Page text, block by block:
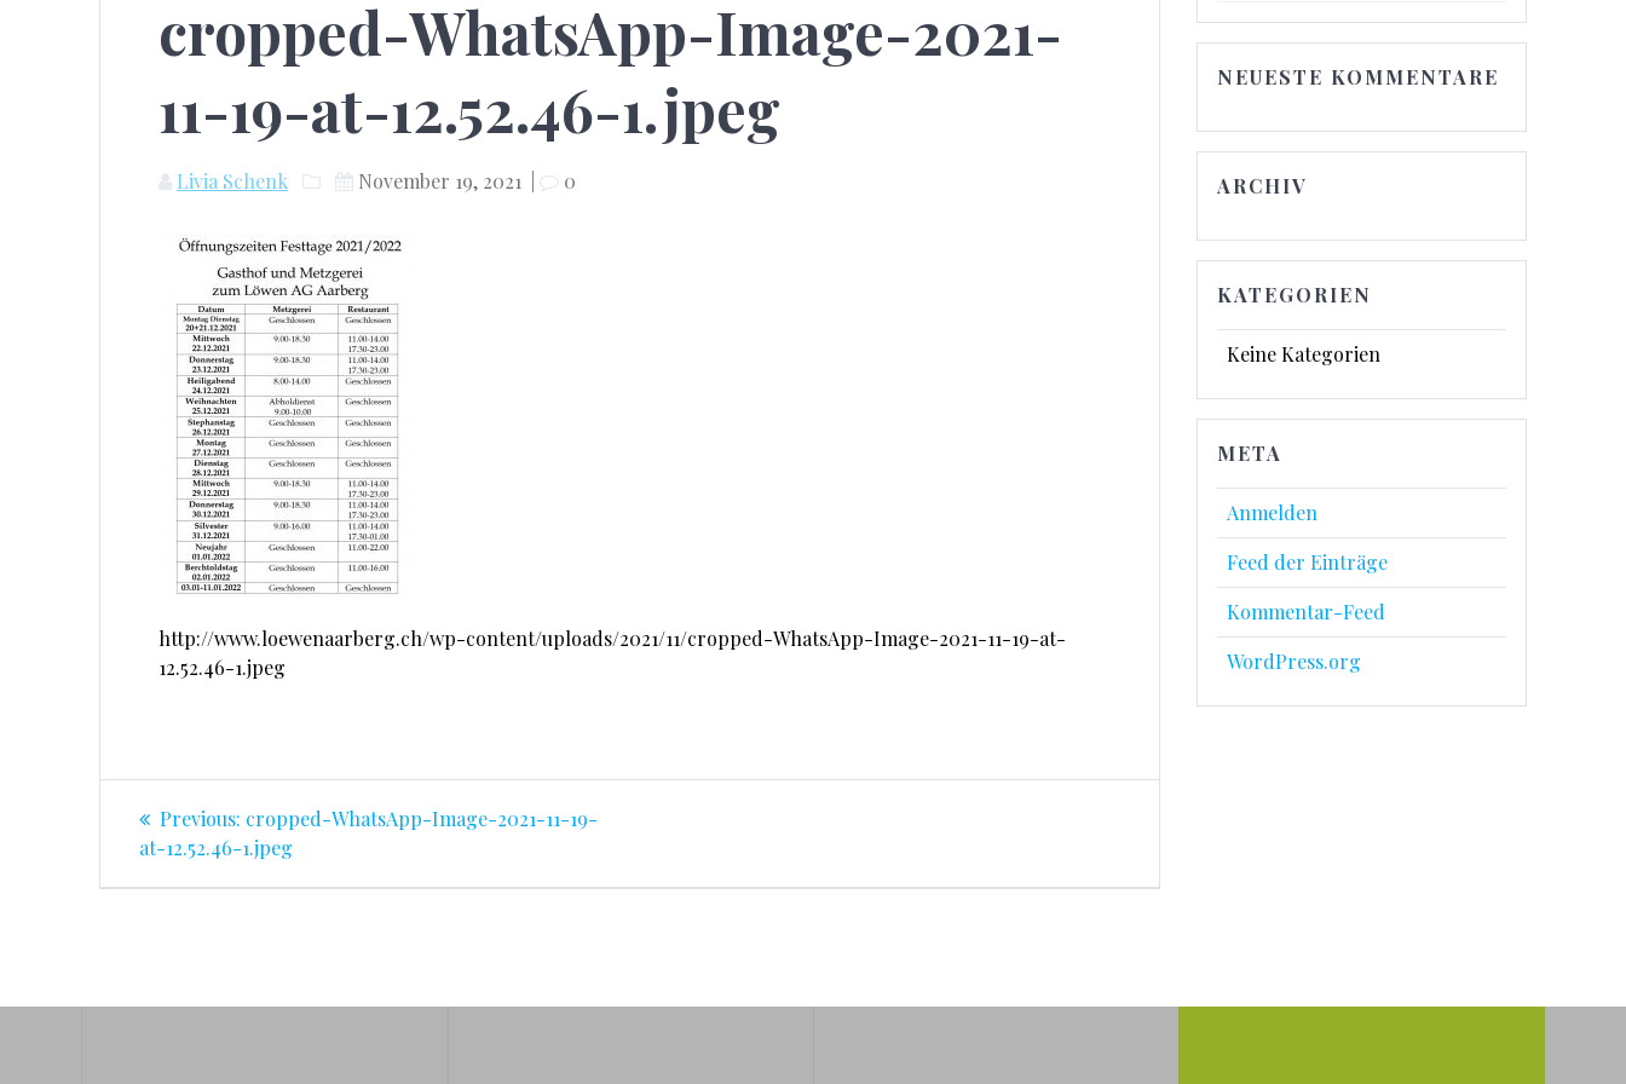
cropped-WhatsApp-Image-2021-
11-19-at-12.52.46-1.jpeg
Livia Schenk November 19, 2021 | 0
http://www.loewenaarberg.ch/wp-content/uploads/2021/11/cropped-WhatsApp-Image-2021-11-19-at-
12.52.46-1.jpeg
Beitragsnavigation
Previous: Previous
post:
cropped-WhatsApp-Image-2021-11-19-
at-12.52.46-1.jpeg
NEUESTE KOMMENTARE
ARCHIV
KATEGORIEN
Keine Kategorien
META
Anmelden
Feed der Einträge
Kommentar-Feed
WordPress.org